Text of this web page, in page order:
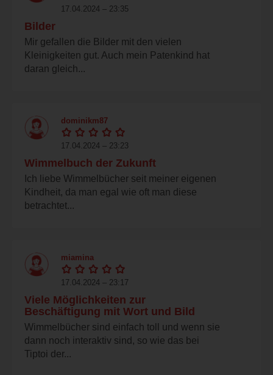
17.04.2024 – 23:35
Bilder
Mir gefallen die Bilder mit den vielen
Kleinigkeiten gut. Auch mein Patenkind hat
daran gleich...
dominikm87
17.04.2024 – 23:23
Wimmelbuch der Zukunft
Ich liebe Wimmelbücher seit meiner eigenen
Kindheit, da man egal wie oft man diese
betrachtet...
miamina
17.04.2024 – 23:17
Viele Möglichkeiten zur
Beschäftigung mit Wort und Bild
Wimmelbücher sind einfach toll und wenn sie
dann noch interaktiv sind, so wie das bei
Tiptoi der...